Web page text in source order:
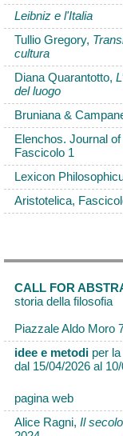
Leibniz e l'Italia
Tullio Gregory,
cultura
Diana Quarantotto,
del luogo
Bruniana &
Elenchos. Journal
Fascicolo 1
Lexicon
Aristotelica,
CALL FOR
storia della filosofia
Piazzale Aldo Moro
idee e metodi per
dal 15/04/2026 al
pagina web
Alice Ragni, Il